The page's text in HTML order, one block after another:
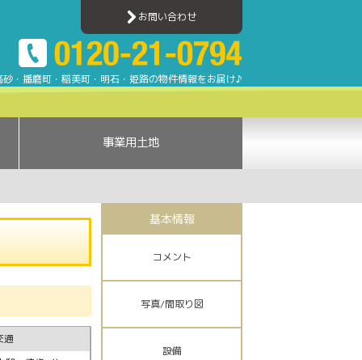
ビ | 加古川・高砂・姫路・明石エリアのアパート・マンション・一戸建て・土
お問い合わせ
砂・播磨町・稲美町・明石・姫路の物件情報をお届け♪
事業用土地
通
基本情報
コメント
写真/間取り図
設備